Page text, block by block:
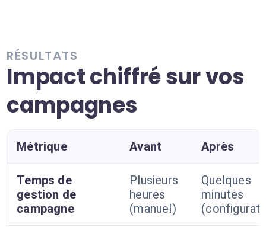
RÉSULTATS
Impact chiffré sur vos
campagnes
Métrique Avant Après
Temps de
gestion de
campagne
Plusieurs
heures
(manuel)
Quelques
minutes